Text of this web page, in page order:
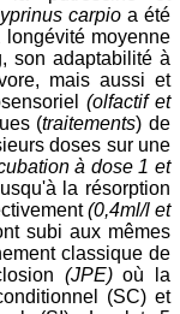
carpio a été
moyenne
son adaptabilité à
mais aussi et
(olfactif et
(traitements) de
doses sur une
à dose 1 et
la résorption
(0,4ml/l et
subi aux mêmes
classique de
(JPE)où la
(SC) et